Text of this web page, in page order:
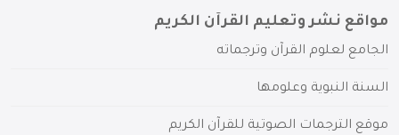
مواقع نشر وتعليم القرآن الكريم
الجامع لعلوم القرآن وترجماته
السنة النبوية وعلومها
موقع الترجمات الصوتية للقرآن الكريم